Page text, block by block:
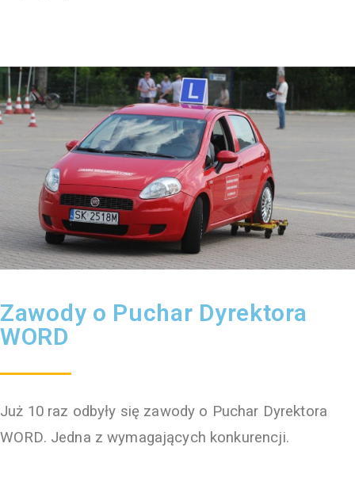
Zawody o Puchar Dyrektora
WORD
Już 10 raz odbyły się zawody o Puchar Dyrektora
WORD. Jedna z wymagających konkurencji.